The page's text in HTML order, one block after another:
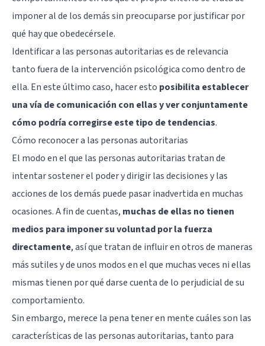
imponer al de los demás sin preocuparse por justificar por
qué hay que obedecérsele.
Identificar a las personas autoritarias es de relevancia
tanto fuera de la intervención psicológica como dentro de
ella. En este último caso, hacer esto posibilita establecer
una vía de comunicación con ellas y ver conjuntamente
cómo podría corregirse este tipo de tendencias.
Cómo reconocer a las personas autoritarias
El modo en el que las personas autoritarias tratan de
intentar sostener el poder y dirigir las decisiones y las
acciones de los demás puede pasar inadvertida en muchas
ocasiones. A fin de cuentas, muchas de ellas no tienen
medios para imponer su voluntad por la fuerza
directamente, así que tratan de influir en otros de maneras
más sutiles y de unos modos en el que muchas veces ni ellas
mismas tienen por qué darse cuenta de lo perjudicial de su
comportamiento.
Sin embargo, merece la pena tener en mente cuáles son las
características de las personas autoritarias, tanto para